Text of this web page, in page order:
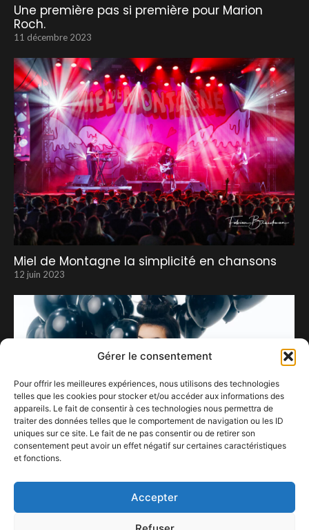
Gérer le consentement
Pour offrir les meilleures expériences, nous utilisons des technologies
telles que les cookies pour stocker et/ou accéder aux informations des
appareils. Le fait de consentir à ces technologies nous permettra de
traiter des données telles que le comportement de navigation ou les ID
uniques sur ce site. Le fait de ne pas consentir ou de retirer son
consentement peut avoir un effet négatif sur certaines caractéristiques
et fonctions.
Accepter
Une première pas si première pour Marion
Roch.
11 décembre 2023
Miel de Montagne la simplicité en chansons
12 juin 2023
17 novembre 2023